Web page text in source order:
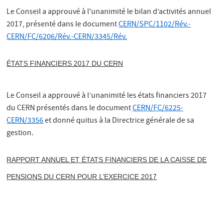
Le Conseil a approuvé à l'unanimité le bilan d’activités annuel
2017, présenté dans le documentCERN/SPC/1102/Rév.-
CERN/FC/6206/Rév.-CERN/3345/Rév.
ÉTATS FINANCIERS 2017 DU CERN
Le Conseil a approuvé à l’unanimité les états financiers 2017
du CERN présentés dans le documentCERN/FC/6225-
CERN/3356et donné quitus à la Directrice générale de sa
gestion.
RAPPORT ANNUEL ET ÉTATS FINANCIERS DE LA CAISSE DE
PENSIONS DU CERN POUR L’EXERCICE 2017